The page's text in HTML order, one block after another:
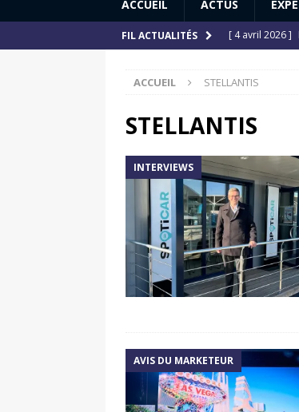
ACCUEIL ACTUS
FIL ACTUALITÉS [ 4 avril 2026 ]
[ 12 juillet 2025 ]
[ 6 juillet 2025 ]
[ 11 avril 2020 ]
ACCUEIL STELLANTIS
STELLANTIS
INTERVIEWS
AVIS DU MARKETEUR